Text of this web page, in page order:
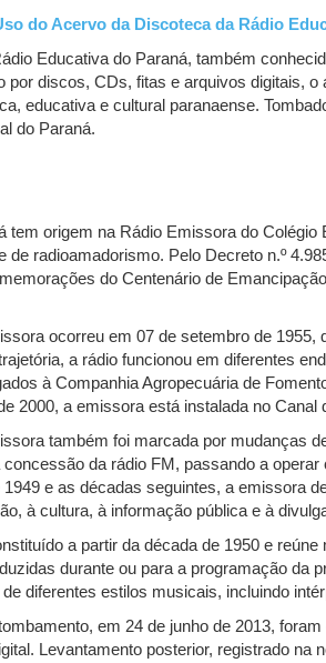
do Acervo da Discoteca da Rádio
Educativa do Paraná, também
por discos, CDs, fitas e arquivos digitais,
educativa e cultural paranaense.
do Paraná.
tem origem na Rádio Emissora do
de radioamadorismo. Pelo Decreto n.º
do Centenário de
ocorreu em 07 de setembro de
a rádio funcionou em diferentes
à Companhia Agropecuária de
2000, a emissora está instalada no
também foi marcada por mudanças
da rádio FM, passando a
e as décadas seguintes, a emissora
à cultura, à informação pública e à
a partir da década de 1950 e
durante ou para a programação da
diferentes estilos musicais, incluindo
em 24 de junho de 2013,
Levantamento posterior, registrado